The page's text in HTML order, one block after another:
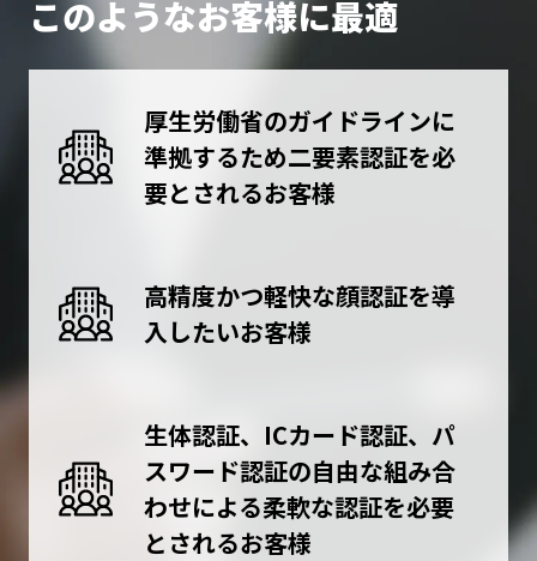
このようなお客様に最適
厚生労働省のガイドラインに
準拠するため二要素認証を必
要とされるお客様
高精度かつ軽快な顔認証を導
入したいお客様
生体認証、ICカード認証、パ
スワード認証の自由な組み合
わせによる柔軟な認証を必要
とされるお客様